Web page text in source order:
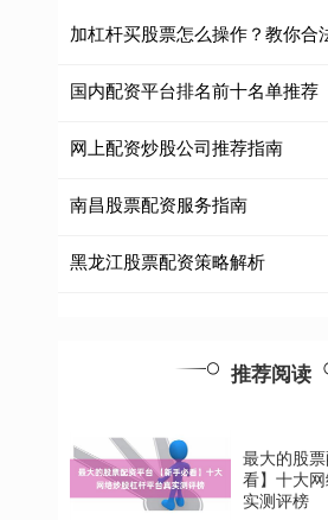
加杠杆买股票怎么操作？教你合
国内配资平台排名前十名单推荐
网上配资炒股公司推荐指南
南昌股票配资服务指南
黑龙江股票配资策略解析
推荐阅读
最大的股
看】十大
实测评榜